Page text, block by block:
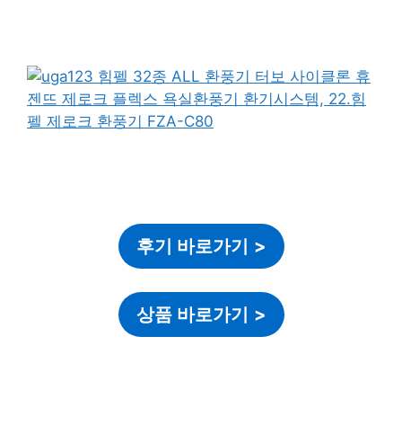
후기 바로가기 >
상품 바로가기 >